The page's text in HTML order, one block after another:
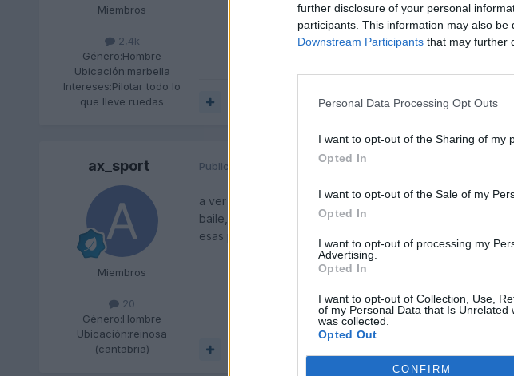
further disclosure of your personal
participants. This information may also
Downstream Participants that may further
Personal Data Processing Opt Outs
I want to opt-out of the Sharing of my
Opted In
I want to opt-out of the Sale of my
Opted In
I want to opt-out of processing my
Advertising.
Opted In
I want to opt-out of Collection, Use,
of my Personal Data that Is Unrelated
was collected.
Opted Out
CONFIRM
Miembros
2,4k
Género:Hombre
Ubicación:marbella
Intereses:Pilotar todo lo
que lleve ruedas
ax_sport
Miembros
20
Género:Hombre
Ubicación:reinosa
(cantabria)
Publicado 15 de Mayo del 2010
a ver si me puedo explicar bien, mi motor es en V, cada
baile, lleva un tensor que es como un patin que sube y
esas piezas ya qeu he preguntado en la audi y valen 900€,